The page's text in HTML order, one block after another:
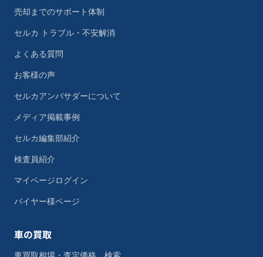
売却までのサポート体制
セルカ トラブル・不安解消
よくある質問
お客様の声
セルカアンバサダーについて
メディア掲載事例
セルカ編集部紹介
検査員紹介
マイページログイン
バイヤー様ページ
車の買取